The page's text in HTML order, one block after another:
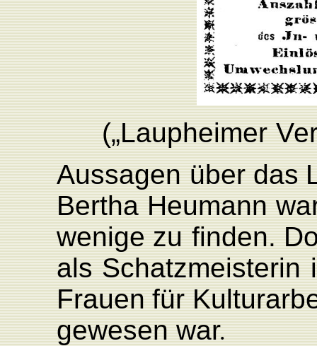
(„Laupheimer V
Aussagen über das
Bertha Heumann
wenige zu finden.
als Schatzmeisterin
Frauen für K
gewesen war.